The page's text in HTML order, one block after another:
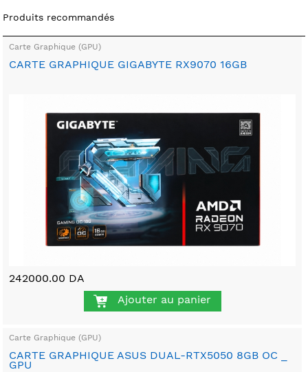
Produits recommandés
Carte Graphique (GPU)
CARTE GRAPHIQUE GIGABYTE RX9070 16GB
242000.00 DA
Ajouter au panier
Carte Graphique (GPU)
CARTE GRAPHIQUE ASUS DUAL-RTX5050 8GB OC _
GPU